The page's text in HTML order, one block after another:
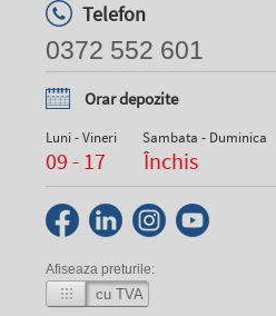
Telefon
0372 552 601
Orar depozite
Luni - Vineri
09 - 17
Sambata - Duminica
Închis
Afiseaza preturile:
cu TVA